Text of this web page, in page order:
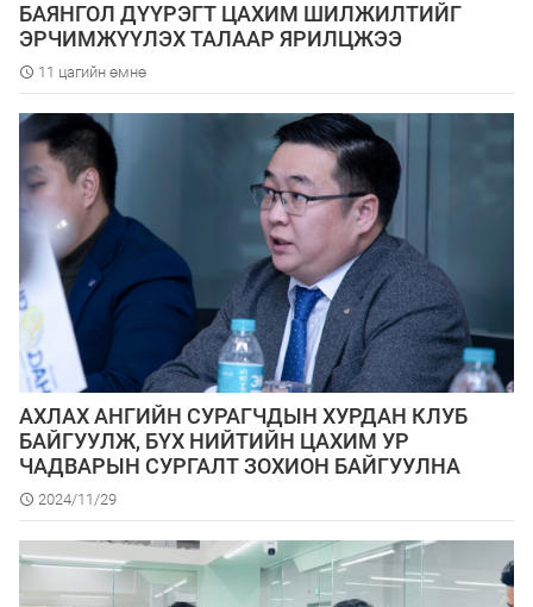
БАЯНГОЛ ДҮҮРЭГТ ЦАХИМ ШИЛЖИЛТИЙГ
ЭРЧИМЖҮҮЛЭХ ТАЛААР ЯРИЛЦЖЭЭ
11 цагийн өмнө
АХЛАХ АНГИЙН СУРАГЧДЫН ХУРДАН КЛУБ
БАЙГУУЛЖ, БҮХ НИЙТИЙН ЦАХИМ УР
ЧАДВАРЫН СУРГАЛТ ЗОХИОН БАЙГУУЛНА
2024/11/29